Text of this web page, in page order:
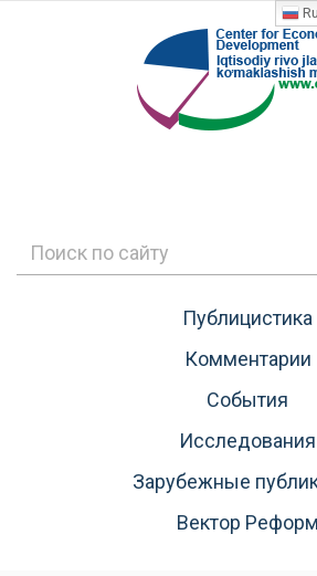
Публицистика
Комментарии
События
Исследования
Зарубежные
Вектор Реформ